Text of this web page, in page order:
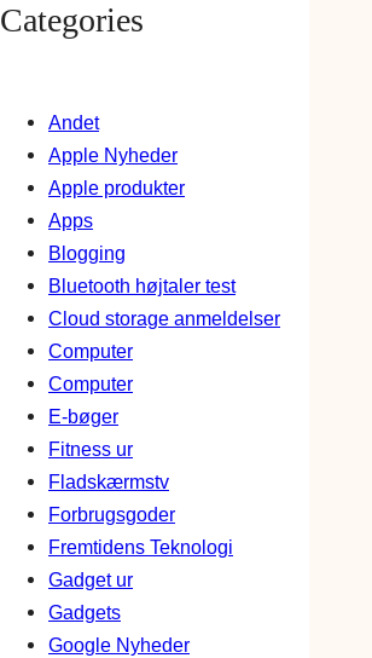
Categories
Andet
Apple Nyheder
Apple produkter
Apps
Blogging
Bluetooth højtaler test
Cloud storage anmeldelser
Computer
Computer
E-bøger
Fitness ur
Fladskærmstv
Forbrugsgoder
Fremtidens Teknologi
Gadget ur
Gadgets
Google Nyheder